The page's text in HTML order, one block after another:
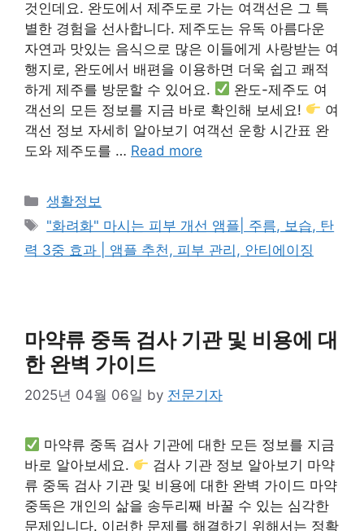
것인데요. 완도에서 제주도로 가는 여객선은 그 특
별한 경험을 선사합니다. 제주도는 유독 아름다운
자연과 맛있는 음식으로 많은 이들에게 사랑받는 여
행지로, 완도에서 배편을 이용하면 더욱 쉽고 쾌적
하게 제주를 방문할 수 있어요.
완도-제주도 여
객선의 모든 정보를 지금 바로 확인해 보세요!
여
객선 정보 자세히 알아보기 여객선 운항 시간표 완
도와 제주도를 … Read more
Categories
생활정보
Tags
"화려화" 마시는 피부 개선 앰플| 주름, 보습, 탄
력 3중 효과 | 앰플 추천, 피부 관리, 안티에이징
마약류 중독 검사 기관 및 비용에 대
한 완벽 가이드
2025년 04월 06일 by 전문기자
마약류 중독 검사 기관에 대한 모든 정보를 지금
바로 알아보세요.
검사 기관 정보 알아보기 마약
류 중독 검사 기관 및 비용에 대한 완벽 가이드 마약
중독은 개인의 삶을 송두리째 바꿀 수 있는 심각한
문제입니다. 이러한 문제를 해결하기 위해서는 정확